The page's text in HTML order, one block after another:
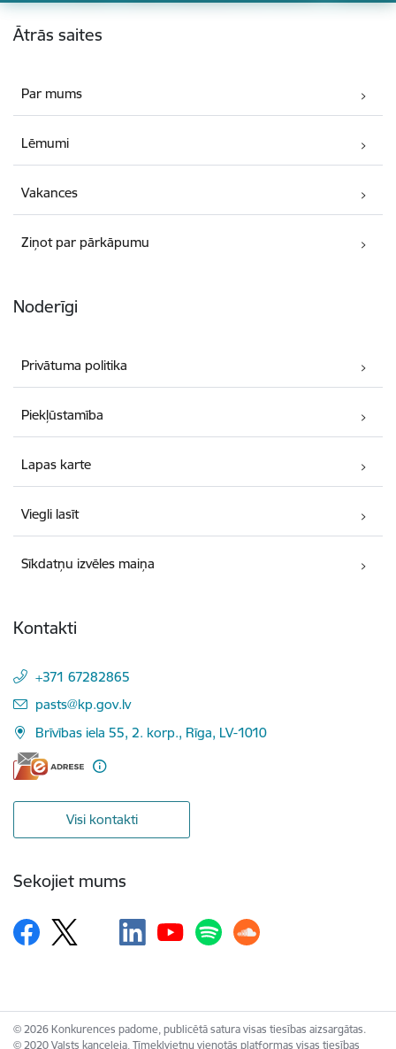
Kājene
Ātrās saites
Par mums
Lēmumi
Vakances
Ziņot par pārkāpumu
Noderīgi
Privātuma politika
Piekļūstamība
Lapas karte
Viegli lasīt
Sīkdatņu izvēles maiņa
Kontakti
+371 67282865
E-pasts:
pasts@kp.gov.lv
Brīvības iela 55, 2. korp., Rīga, LV-1010
Visi kontakti
Sekojiet mums
© 2026 Konkurences padome, publicētā satura visas tiesības aizsargātas.
© 2020 Valsts kanceleja, Tīmekļvietņu vienotās platformas visas tiesības